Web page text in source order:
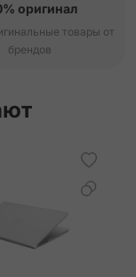
оригинал
товары от
брендов